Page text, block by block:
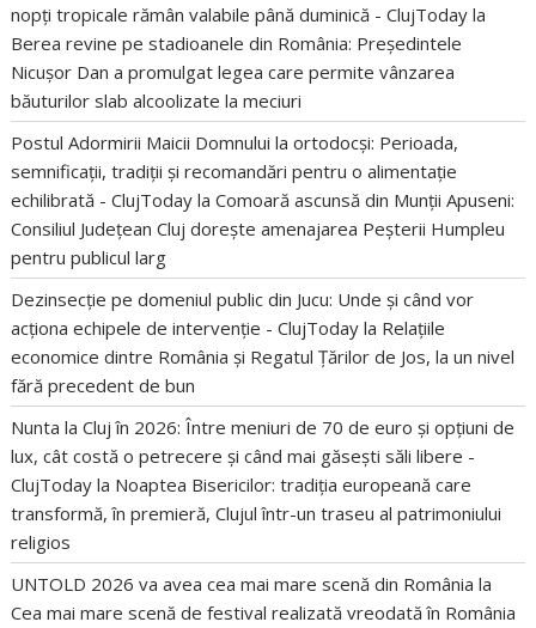
nopți tropicale rămân valabile până duminică - ClujToday la
Berea revine pe stadioanele din România: Președintele
Nicușor Dan a promulgat legea care permite vânzarea
băuturilor slab alcoolizate la meciuri
Postul Adormirii Maicii Domnului la ortodocși: Perioada,
semnificații, tradiții și recomandări pentru o alimentație
echilibrată - ClujToday laComoară ascunsă din Munții Apuseni:
Consiliul Județean Cluj dorește amenajarea Peșterii Humpleu
pentru publicul larg
Dezinsecție pe domeniul public din Jucu: Unde și când vor
acționa echipele de intervenție - ClujToday la Relațiile
economice dintre România și Regatul Țărilor de Jos, la un nivel
fără precedent de bun
Nunta la Cluj în 2026: Între meniuri de 70 de euro și opțiuni de
lux, cât costă o petrecere și când mai găsești săli libere -
ClujToday la Noaptea Bisericilor: tradiția europeană care
transformă, în premieră, Clujul într-un traseu al patrimoniului
religios
UNTOLD 2026 va avea cea mai mare scenă din România la
Cea mai mare scenă de festival realizată vreodată în România